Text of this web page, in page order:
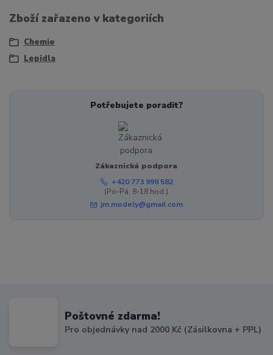
Zboží zařazeno v kategoriích
Chemie
Lepidla
Potřebujete poradit?
Zákaznická podpora
+420 773 998 582
(Po-Pá, 8-18 hod.)
jm.modely@gmail.com
Poštovné zdarma!
Pro objednávky nad 2000 Kč (Zásilkovna + PPL)